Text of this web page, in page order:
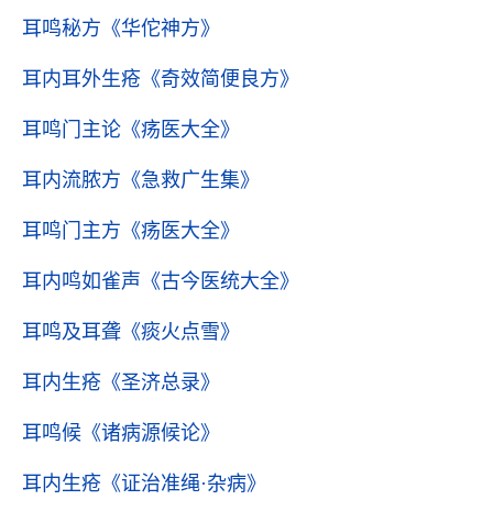
耳鸣秘方 《华佗神方》
耳内耳外生疮 《奇效简便良方》
耳鸣门主论 《疡医大全》
耳内流脓方 《急救广生集》
耳鸣门主方 《疡医大全》
耳内鸣如雀声 《古今医统大全》
耳鸣及耳聋 《痰火点雪》
耳内生疮 《圣济总录》
耳鸣候 《诸病源候论》
耳内生疮 《证治准绳·杂病》